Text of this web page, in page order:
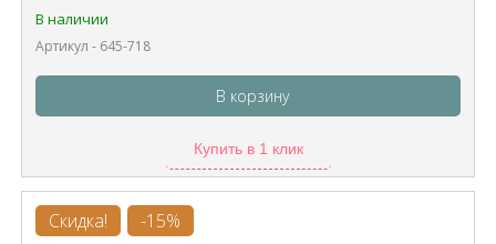
В наличии
Артикул - 645-718
В корзину
Купить в 1 клик
Скидка! -15%